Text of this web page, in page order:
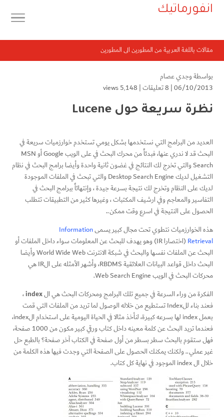
انفورماتيك
مقالات باللغة العربية من المطورين الى المطورين
بواسطةوجدي عصام
06/10/2013 | 8 تعليقات | 5٬148 views
نظرة سريعة حول Lucene
العديد من البرامج التي نستخدمها بشكل يومي تستخدم خوارزميات سريعة في
البحث قد لا ندري عنها، فبدئاً من محرك البحث في على الويب Google أو MSN
Search والتي تخرج لك النتائج في غضون ثانية واحدة وأيضا برامج البحث في نظام
التشغيل لديك Desktop Search Engine والتي تبحث في الملفات الموجودة
لديك على النظام وتخرج لك نتيجة بسرعة جيدة ، وإنتهائاً ببرامج البحث في
التفاسير والمعاجم وفي ارشيف المكتبات ، وغيرها كثير من التطبيقات تتطلب
الحصول على النتيجة في اسرع وقت ممكن..
هذه الخوارزميات نتطوي تحت مجال كبير يسمىInformation
Retrieval
(اختصارا IR) وهو يهدف للبحث عن المعلومات سواء داخل الملفات أو
البحث عن الملفات نفسها والبحث في شبكة الانترنت World Wide Web وأيضا
البحث داخل قواعد البيانات العلائقية RBDMS، وأشهر الأمثله على الIR هي
محركات البحث في الويب Web Search Engine.
الفكرة من وراء السرعة في جميع تلك البرامج ومحركات البحث هي الindex،
فعند بناء للIndex تستطيع من خلاله الوصول لما تريد من الملفات التي قمت
بعمل index لها بسرعه كبيرة، لنأخذ مثالا في الحياة اليومية على استخدام الindex،
فعندما تريد البحث عن كلمة معينه داخل كتاب ورقي كبير مكون من 1000 صفحة،
فهل ستقوم بالبحث سطر بسطر من أول صفحة في الكتاب آخر صفحة؟ بالطبع حل
غير عملي.. ولكنك يمكنك الحصول على الصفحة التي وجدت فيها هذه الكلمة من
خلال ال index الموجود في نهاية كل كتاب.